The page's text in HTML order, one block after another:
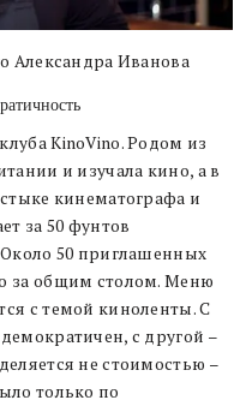
Александра Иванова
KinoVino. Родом из
и изучала кино, а в
кинематографа и
за 50 фунтов
50 приглашенных
за общим столом. Меню
с темой киноленты. С
с другой –
не стоимостью –
только по